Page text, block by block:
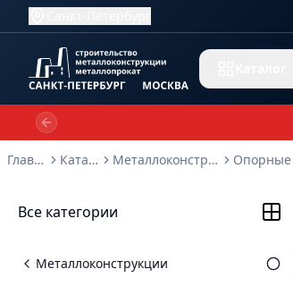
Previous slide
Главная
Каталог Металлоконструкции
Все категории
Металлоконструкции